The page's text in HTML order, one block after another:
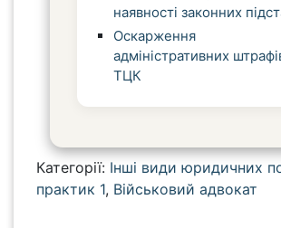
наявності законних
Оскарження
адміністративних
ТЦК
Категорії: Інші види юридичних
практик 1, Військовий адвокат